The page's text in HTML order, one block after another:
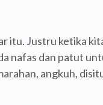
itu. Justru ketika
nafas dan patut
angkuh,